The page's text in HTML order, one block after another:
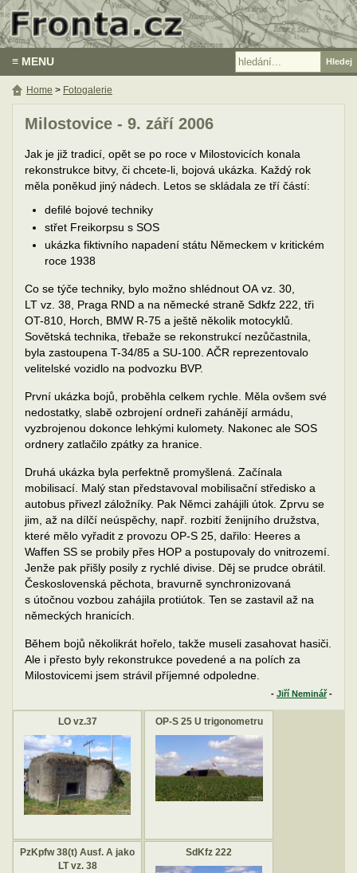
≡ MENU
Milostovice - 9. září 2006
Jak je již tradicí, opět se po roce v Milostovicích konala
rekonstrukce bitvy, či chcete-li, bojová ukázka. Každý rok
měla poněkud jiný nádech. Letos se skládala ze tří částí:
defilé bojové techniky
střet Freikorpsu s SOS
ukázka fiktivního napadení státu Německem v kritickém
roce 1938
Co se týče techniky, bylo možno shlédnout OA vz. 30,
LT vz. 38, Praga RND a na německé straně Sdkfz 222, tři
OT-810, Horch, BMW R-75 a ještě několik motocyklů.
Sovětská technika, třebaže se rekonstrukcí nezůčastnila,
byla zastoupena T-34/85 a SU-100. AČR reprezentovalo
velitelské vozidlo na podvozku BVP.
První ukázka bojů, proběhla celkem rychle. Měla ovšem své
nedostatky, slabě ozbrojení ordneři zahánějí armádu,
vyzbrojenou dokonce lehkými kulomety. Nakonec ale SOS
ordnery zatlačilo zpátky za hranice.
Druhá ukázka byla perfektně promyšlená. Začínala
mobilisací. Malý stan představoval mobilisační středisko a
autobus přivezl záložníky. Pak Němci zahájili útok. Zprvu se
jim, až na dílčí neúspěchy, např. rozbití ženijního družstva,
které mělo vyřadit z provozu OP-S 25, dařilo: Heeres a
Waffen SS se probily přes HOP a postupovaly do vnitrozemí.
Jenže pak přišly posily z rychlé divise. Děj se prudce obrátil.
Československá pěchota, bravurně synchronizovaná
s útočnou vozbou zahájila protiútok. Ten se zastavil až na
německých hranicích.
Během bojů několikrát hořelo, takže museli zasahovat hasiči.
Ale i přesto byly rekonstrukce povedené a na polích za
Milostovicemi jsem strávil příjemné odpoledne.
- Jiří Neminář -
LO vz.37 OP-S 25 U trigonometru
PzKpfw 38(t) Ausf. A jako
LT vz. 38
SdKfz 222
Home > Fotogalerie